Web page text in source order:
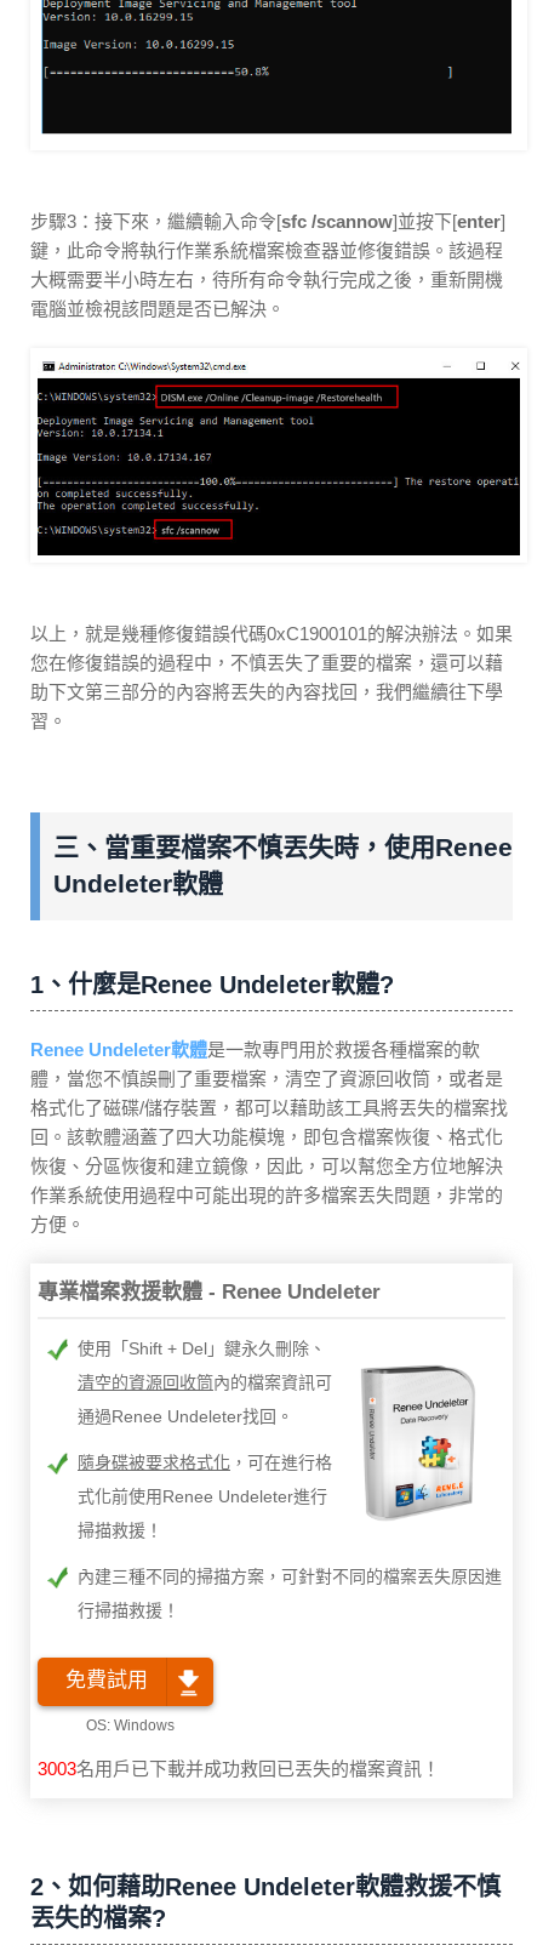
步驟3：接下來，繼續輸入命令[sfc /scannow]並按下[enter]
鍵，此命令將執行作業系統檔案檢查器並修復錯誤。該過程
大概需要半小時左右，待所有命令執行完成之後，重新開機
電腦並檢視該問題是否已解決。
以上，就是幾種修復錯誤代碼0xC1900101的解決辦法。如果
您在修復錯誤的過程中，不慎丟失了重要的檔案，還可以藉
助下文第三部分的內容將丟失的內容找回，我們繼續往下學
習。
三、當重要檔案不慎丟失時，使用Renee
Undeleter軟體
1、什麼是Renee Undeleter軟體?
Renee Undeleter軟體是一款專門用於救援各種檔案的軟
體，當您不慎誤刪了重要檔案，清空了資源回收筒，或者是
格式化了磁碟/儲存裝置，都可以藉助該工具將丟失的檔案找
回。該軟體涵蓋了四大功能模塊，即包含檔案恢復、格式化
恢復、分區恢復和建立鏡像，因此，可以幫您全方位地解決
作業系統使用過程中可能出現的許多檔案丟失問題，非常的
方便。
專業檔案救援軟體 - Renee Undeleter
使用「Shift + Del」鍵永久刪除、
清空的資源回收筒內的檔案資訊可
通過Renee Undeleter找回。
隨身碟被要求格式化 ，可在進行格
式化前使用Renee Undeleter進行
掃描救援！
內建三種不同的掃描方案，可針對不同的檔案丟失原因進
行掃描救援！
免費試用
3003名用戶已下載并成功救回已丟失的檔案資訊！
2、如何藉助Renee Undeleter軟體救援不慎
丟失的檔案?